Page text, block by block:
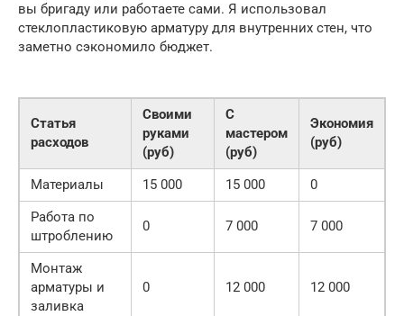
вы бригаду или работаете сами. Я использовал
стеклопластиковую арматуру для внутренних стен, что
заметно сэкономило бюджет.
Статья
расходов
Своими
руками
(руб)
С
мастером
(руб)
Экономия
(руб)
Материалы 15 000 15 000
0
Работа по
штроблению
0 7 000 7 000
Монтаж
арматуры и
заливка
0 12 000 12 000